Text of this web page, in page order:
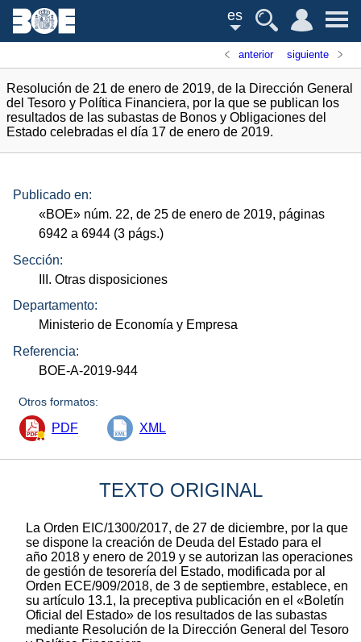
es
anterior siguiente
Resolución de 21 de enero de 2019, de la Dirección General
del Tesoro y Política Financiera, por la que se publican los
resultados de las subastas de Bonos y Obligaciones del
Estado celebradas el día 17 de enero de 2019.
Publicado en:
«BOE» núm. 22, de 25 de enero de 2019, páginas
6942 a 6944 (3 págs.)
Sección:
III. Otras disposiciones
Departamento:
Ministerio de Economía y Empresa
Referencia:
BOE-A-2019-944
Otros formatos:
PDF XML
TEXTO ORIGINAL
La Orden EIC/1300/2017, de 27 de diciembre, por la que
se dispone la creación de Deuda del Estado para el
año 2018 y enero de 2019 y se autorizan las operaciones
de gestión de tesorería del Estado, modificada por al
Orden ECE/909/2018, de 3 de septiembre, establece, en
su artículo 13.1, la preceptiva publicación en el «Boletín
Oficial del Estado» de los resultados de las subastas
mediante Resolución de la Dirección General del Tesoro